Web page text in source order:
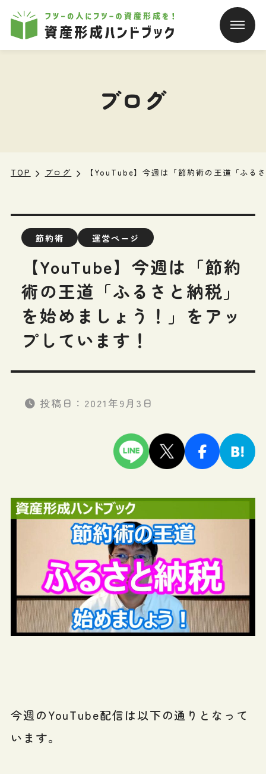
本文へ移動
ブログ
TOP ブログ 【YouTube】今週は「節約術の王道「ふる
節約術 運営ページ
【YouTube】今週は「節約
術の王道「ふるさと納税」
を始めましょう！」をアッ
プしています！
投稿日： 2021年9月3日
今週のYouTube配信は以下の通りとなって
います。